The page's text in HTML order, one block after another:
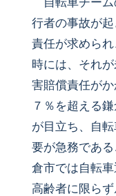
行者の事故が
責任が求めら
時には、それ
害賠償責任が
７％を超える
が目立ち、自
要が急務であ
倉市では自転車
高齢者に限ら